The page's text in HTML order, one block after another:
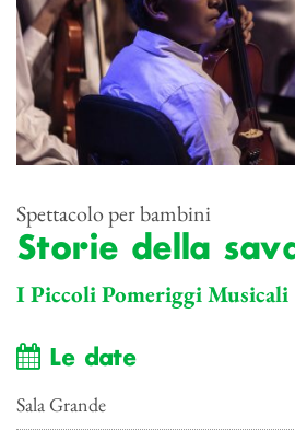
Spettacolo per bambini
Storie della
I Piccoli Pomeriggi Musicali
Le date
Sala Grande